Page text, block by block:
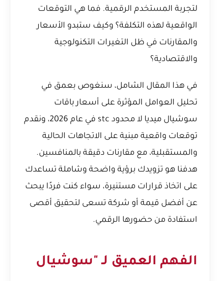
لتجربة المستخدم الرقمية. فما هي التوقعات
الواقعية لهذه التكلفة؟ وكيف ستبدو الأسعار
والمقارنات في ظل التغيرات التكنولوجية
والاقتصادية؟
في هذا المقال الشامل، سنغوص بعمق في
تحليل العوامل المؤثرة على أسعار باقات
سوشيال ميديا لا محدود stc في عام 2026، ونقدم
توقعات واقعية مبنية على الاتجاهات الحالية
والمستقبلية، مع مقارنات دقيقة بالمنافسين.
هدفنا هو تزويدك برؤية واضحة وشاملة تساعدك
على اتخاذ قرارات مستنيرة، سواء كنت فردًا يبحث
عن أفضل قيمة أو شركة تسعى لتحقيق أقصى
استفادة من حضورها الرقمي.
الفهم العميق لـ "سوشيال